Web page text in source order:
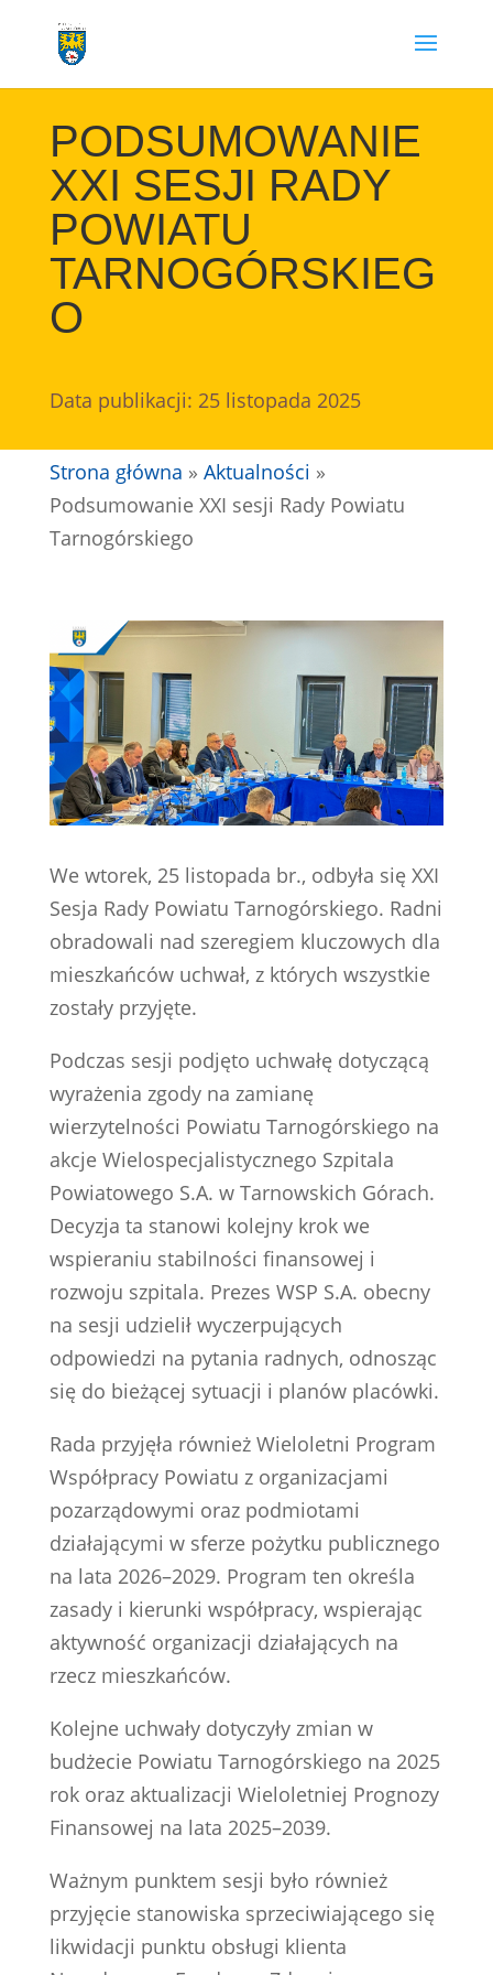
PODSUMOWANIE
XXI SESJI RADY
POWIATU
TARNOGÓRSKIEG
O
Data publikacji: 25 listopada 2025
Strona główna » Aktualności »
Podsumowanie XXI sesji Rady Powiatu
Tarnogórskiego
We wtorek, 25 listopada br., odbyła się XXI
Sesja Rady Powiatu Tarnogórskiego. Radni
obradowali nad szeregiem kluczowych dla
mieszkańców uchwał, z których wszystkie
zostały przyjęte.
Podczas sesji podjęto uchwałę dotyczącą
wyrażenia zgody na zamianę
wierzytelności Powiatu Tarnogórskiego na
akcje Wielospecjalistycznego Szpitala
Powiatowego S.A. w Tarnowskich Górach.
Decyzja ta stanowi kolejny krok we
wspieraniu stabilności finansowej i
rozwoju szpitala. Prezes WSP S.A. obecny
na sesji udzielił wyczerpujących
odpowiedzi na pytania radnych, odnosząc
się do bieżącej sytuacji i planów placówki.
Rada przyjęła również Wieloletni Program
Współpracy Powiatu z organizacjami
pozarządowymi oraz podmiotami
działającymi w sferze pożytku publicznego
na lata 2026–2029. Program ten określa
zasady i kierunki współpracy, wspierając
aktywność organizacji działających na
rzecz mieszkańców.
Kolejne uchwały dotyczyły zmian w
budżecie Powiatu Tarnogórskiego na 2025
rok oraz aktualizacji Wieloletniej Prognozy
Finansowej na lata 2025–2039.
Ważnym punktem sesji było również
przyjęcie stanowiska sprzeciwiającego się
likwidacji punktu obsługi klienta